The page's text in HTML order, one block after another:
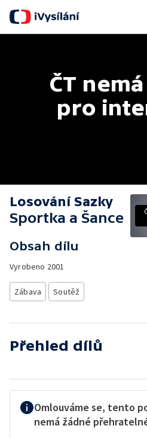
ČT
pro
Losování Sazky
Sportka a Šance
Obsah dílu
Vyrobeno 2001
Zábava Soutěž
Přehled dílů
Omlouváme se, tento
nemá žádné